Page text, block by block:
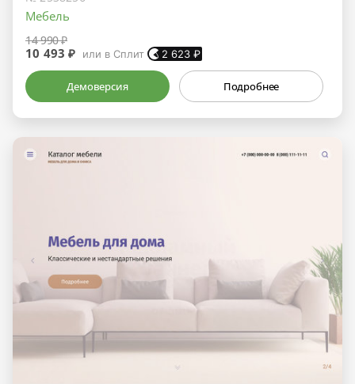
Мебель
14 990 ₽
10 493 ₽ или в Сплит 2 623₽
Демоверсия Подробнее